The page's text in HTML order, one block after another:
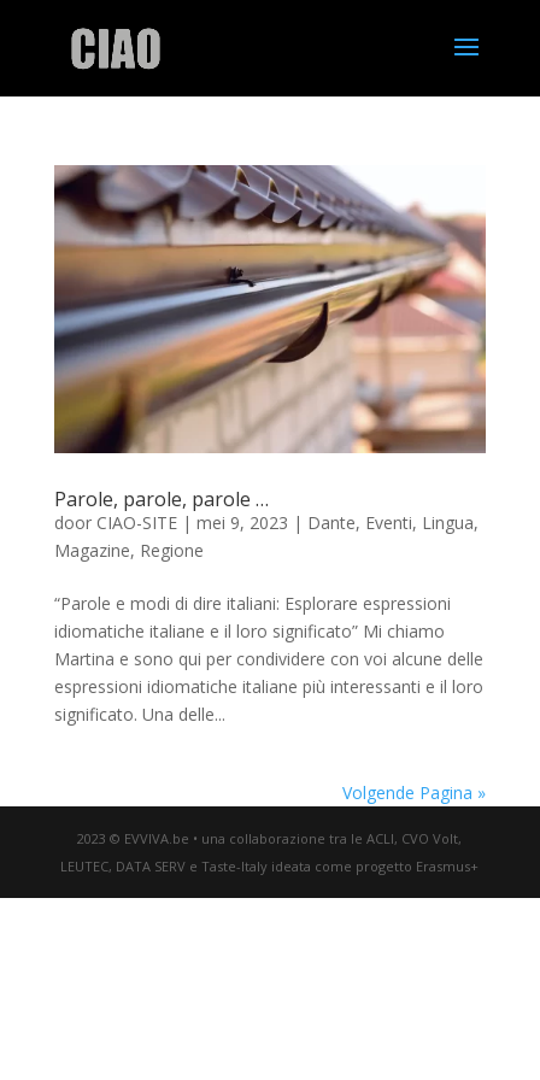
Parole, parole, parole …
door CIAO-SITE| mei 9, 2023 | Dante, Eventi, Lingua,
Magazine, Regione
“Parole e modi di dire italiani: Esplorare espressioni
idiomatiche italiane e il loro significato” Mi chiamo
Martina e sono qui per condividere con voi alcune delle
espressioni idiomatiche italiane più interessanti e il loro
significato. Una delle...
Volgende Pagina »
2023 © EVVIVA.be • una collaborazione tra le ACLI, CVO Volt,
LEUTEC, DATA SERV e Taste-Italy ideata come progetto Erasmus+